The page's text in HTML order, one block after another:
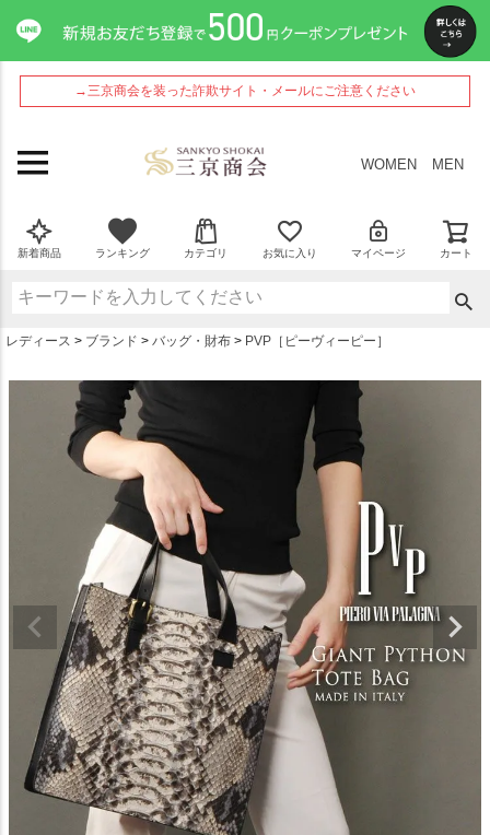
→三京商会を装った詐欺サイト・メールにご注意ください
WOMEN MEN
新着商品 ランキング カテゴリ お気に入り マイページ カート
レディース ブランド バッグ・財布 PVP［ピーヴィーピー］
ペー
ジト
ップ
へ